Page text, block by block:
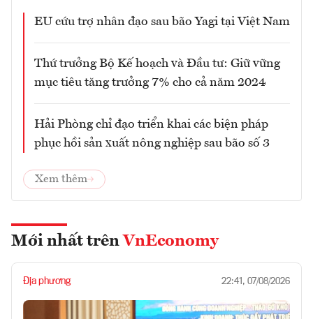
EU cứu trợ nhân đạo sau bão Yagi tại Việt Nam
Thứ trưởng Bộ Kế hoạch và Đầu tư: Giữ vững
mục tiêu tăng trưởng 7% cho cả năm 2024
Hải Phòng chỉ đạo triển khai các biện pháp
phục hồi sản xuất nông nghiệp sau bão số 3
Xem thêm
Mới nhất trên VnEconomy
Địa phương 22:41, 07/08/2026